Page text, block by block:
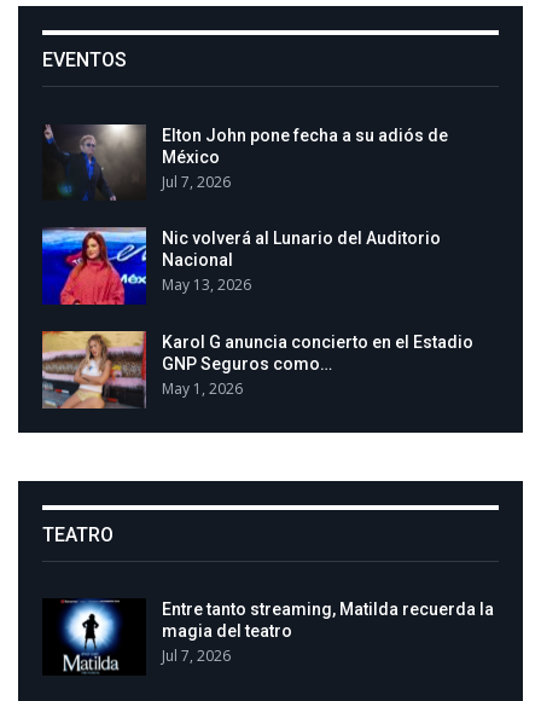
EVENTOS
Elton John pone fecha a su adiós de
México
Jul 7, 2026
Nic volverá al Lunario del Auditorio
Nacional
May 13, 2026
Karol G anuncia concierto en el Estadio
GNP Seguros como…
May 1, 2026
TEATRO
Entre tanto streaming, Matilda recuerda la
magia del teatro
Jul 7, 2026